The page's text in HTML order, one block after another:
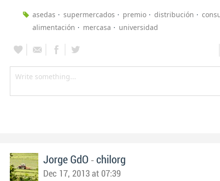
asedas supermercados premio distribución
alimentación
mercasa universidad
Jorge GdO - chilorg
Dec 17, 2013 at 07:39